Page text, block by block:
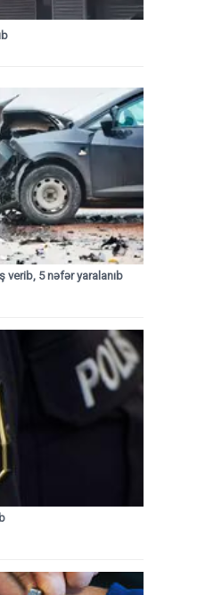
verib, 5 nəfər yaralanıb